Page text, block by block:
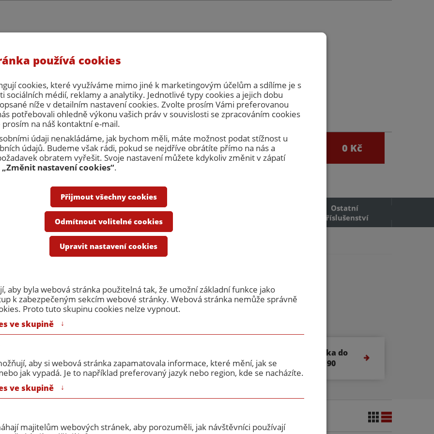
používá cookies
cookies, které využíváme mimo jiné k marketingovým účelům a sdílíme je s
sociálních médií, reklamy a analytiky. Jednotlivé typy cookies a jejich dobu
níže v detailním nastavení cookies. Zvolte prosím Vámi preferovanou
potřebovali ohledně výkonu vašich práv v souvislosti se zpracováním cookies
na náš kontaktní e-mail.
údaji nenakládáme, jak bychom měli, máte možnost podat stížnost u
údajů. Budeme však rádi, pokud se nejdříve obrátíte přímo na nás a
obratem vyřešit. Svoje nastavení můžete kdykoliv změnit v zápatí
„Změnit nastavení cookies“.
Přijmout všechny cookies
Odmítnout volitelné cookies
Upravit nastavení cookies
aby byla webová stránka použitelná tak, že umožní základní funkce jako
k zabezpečeným sekcím webové stránky. Webová stránka nemůže správně
Proto tuto skupinu cookies nelze vypnout.
ve skupině ↓
aby si webová stránka zapamatovala informace, které mění, jak se
jak vypadá. Je to například preferovaný jazyk nebo region, kde se nacházíte.
ve skupině ↓
majitelům webových stránek, aby porozuměli, jak návštěvníci používají
servis, s.r.o. celozávodní dovolená. V tuto dobu nebude možné vyzvedávat
zpracování objednávek ani cenových nabídek. Prosím naplánujte si včasnou
že zboží bude expedováno až po celozávodní dovolené.
Přihlásit Registrace 0 Kč
Dveřní zárubně Revizní dvířka
Ostatní
příslušenství
EI 45/EW 90, S/Sm
dvířka
pro SDK
S/Sm
obklad EI 45/EW 90, S/Sm
Protipožární dvířka do
podhledu E45/EW90